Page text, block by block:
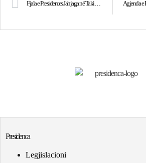
Fjala e Presidentes Jahjaga në Takimin inaugurues të KMDHS
Presidenca
Legjislacioni